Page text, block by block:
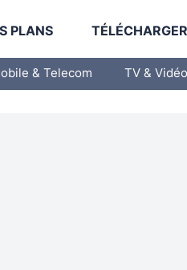
PLANS
& Telecom TV & Vidéo